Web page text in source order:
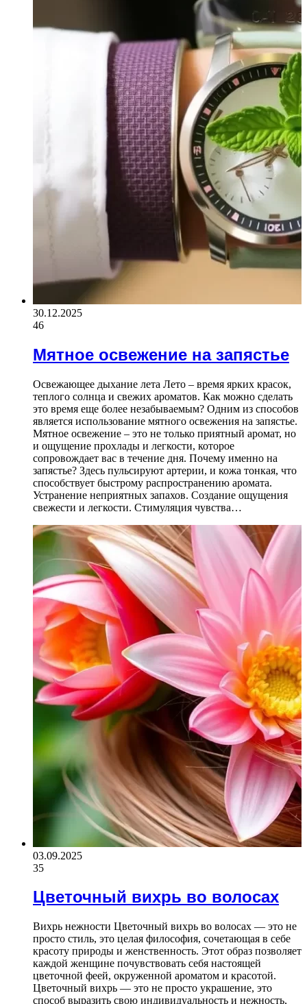
30.12.2025
46
Мятное освежение на запястье
Освежающее дыхание лета Лето – время ярких красок,
теплого солнца и свежих ароматов. Как можно сделать
это время еще более незабываемым? Одним из способов
является использование мятного освежения на запястье.
Мятное освежение – это не только приятный аромат, но
и ощущение прохлады и легкости, которое
сопровождает вас в течение дня. Почему именно на
запястье? Здесь пульсируют артерии, и кожа тонкая, что
способствует быстрому распространению аромата.
Устранение неприятных запахов. Создание ощущения
свежести и легкости. Стимуляция чувства…
03.09.2025
35
Цветочный вихрь во волосах
Вихрь нежности Цветочный вихрь во волосах — это не
просто стиль, это целая философия, сочетающая в себе
красоту природы и женственность. Этот образ позволяет
каждой женщине почувствовать себя настоящей
цветочной феей, окруженной ароматом и красотой.
Цветочный вихрь — это не просто украшение, это
способ выразить свою индивидуальность и нежность,